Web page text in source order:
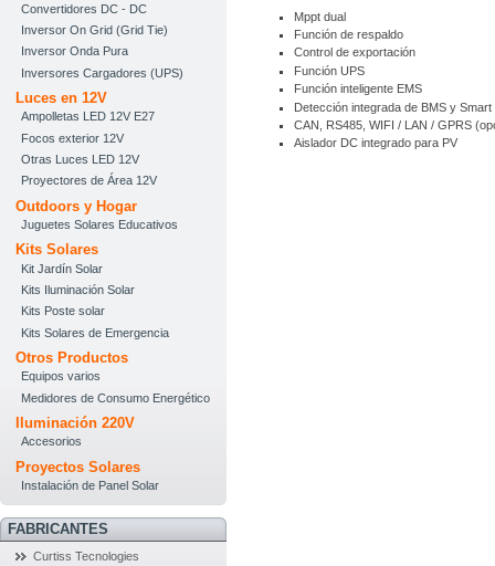
Convertidores DC - DC
Inversor On Grid (Grid Tie)
Inversor Onda Pura
Inversores Cargadores (UPS)
Luces en 12V
Ampolletas LED 12V E27
Focos exterior 12V
Otras Luces LED 12V
Proyectores de Área 12V
Outdoors y Hogar
Juguetes Solares Educativos
Kits Solares
Kit Jardín Solar
Kits Iluminación Solar
Kits Poste solar
Kits Solares de Emergencia
Otros Productos
Equipos varios
Medidores de Consumo Energético
Iluminación 220V
Accesorios
Proyectos Solares
Instalación de Panel Solar
FABRICANTES
Curtiss Tecnologies
Mppt dual
Función de respaldo
Control de exportación
Función UPS
Función inteligente EMS
Detección integrada de BMS y
CAN, RS485, WIFI / LAN / GPRS
Aislador DC integrado para PV